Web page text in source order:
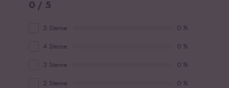
0 / 5
5 Sterne 0 %
4 Sterne 0 %
3 Sterne 0 %
2 Sterne 0 %